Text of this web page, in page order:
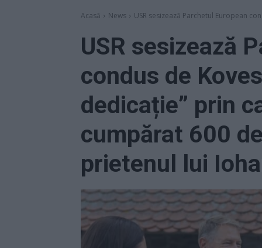
Acasă News USR sesizează Parchetul European
USR sesizează
condus de
dedicație” prin
cumpărat 600
prietenul lui